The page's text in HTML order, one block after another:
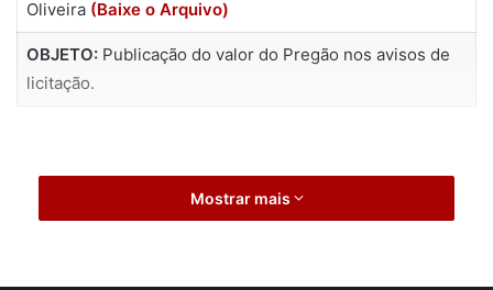
Oliveira (Baixe o Arquivo)
OBJETO:Publicação do valor do Pregão nos avisos de
licitação.
Mostrar mais